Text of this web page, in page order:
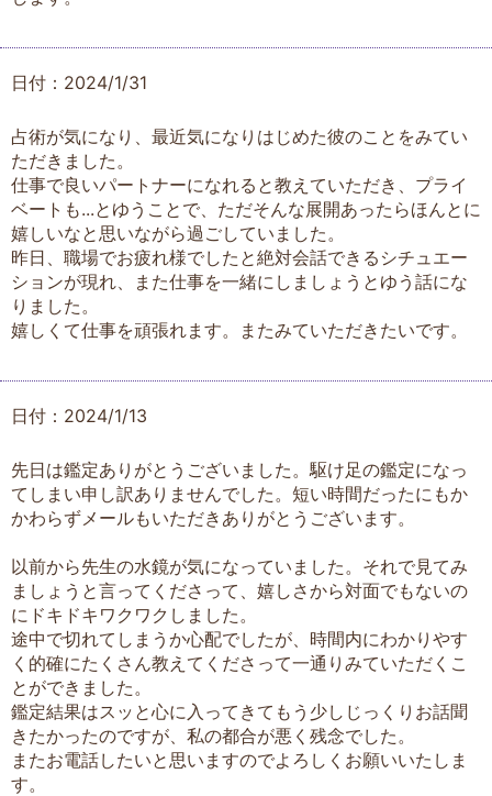
日付：2024/1/31
占術が気になり、最近気になりはじめた彼のことをみてい
ただきました。
仕事で良いパートナーになれると教えていただき、プライ
ベートも...とゆうことで、ただそんな展開あったらほんとに
嬉しいなと思いながら過ごしていました。
昨日、職場でお疲れ様でしたと絶対会話できるシチュエー
ションが現れ、また仕事を一緒にしましょうとゆう話にな
りました。
嬉しくて仕事を頑張れます。またみていただきたいです。
日付：2024/1/13
先日は鑑定ありがとうございました。駆け足の鑑定になっ
てしまい申し訳ありませんでした。短い時間だったにもか
かわらずメールもいただきありがとうございます。
以前から先生の水鏡が気になっていました。それで見てみ
ましょうと言ってくださって、嬉しさから対面でもないの
にドキドキワクワクしました。
途中で切れてしまうか心配でしたが、時間内にわかりやす
く的確にたくさん教えてくださって一通りみていただくこ
とができました。
鑑定結果はスッと心に入ってきてもう少しじっくりお話聞
きたかったのですが、私の都合が悪く残念でした。
またお電話したいと思いますのでよろしくお願いいたしま
す。